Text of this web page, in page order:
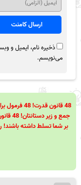
ذخیره نام، ایمیل و
می‌نویسم.
جمع
بر شما تسلط داشته باشند!